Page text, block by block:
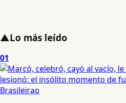
▲Lo más leído
01